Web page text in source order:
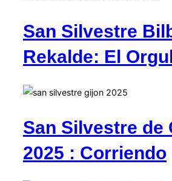
San Silvestre
Rekalde: El
San Silvestre de
2025 : Corriendo